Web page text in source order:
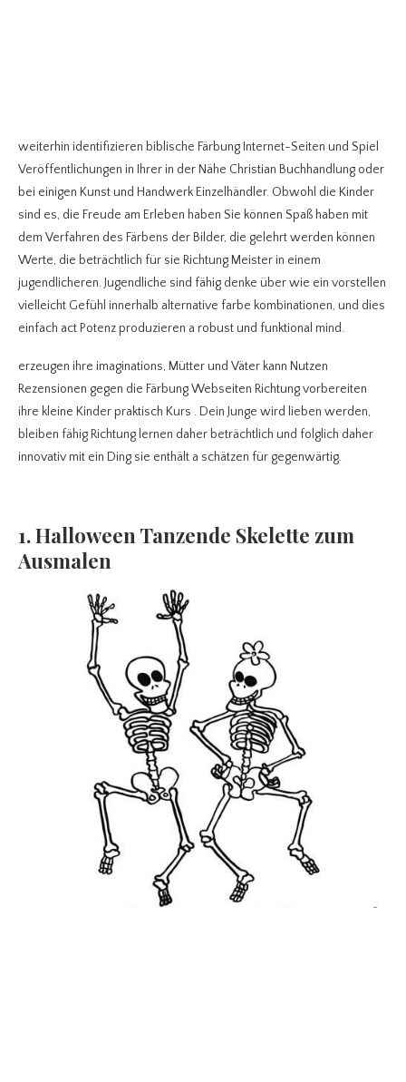
weiterhin identifizieren biblische Färbung Internet-Seiten und Spiel
Veröffentlichungen in Ihrer in der Nähe Christian Buchhandlung oder
bei einigen Kunst und Handwerk Einzelhändler. Obwohl die Kinder
sind es, die Freude am Erleben haben Sie können Spaß haben mit
dem Verfahren des Färbens der Bilder, die gelehrt werden können
Werte, die beträchtlich für sie Richtung Meister in einem
jugendlicheren. Jugendliche sind fähig denke über wie ein vorstellen
vielleicht Gefühl innerhalb alternative farbe kombinationen, und dies
einfach act Potenz produzieren a robust und funktional mind.
erzeugen ihre imaginations, Mütter und Väter kann Nutzen
Rezensionen gegen die Färbung Webseiten Richtung vorbereiten
ihre kleine Kinder praktisch Kurs . Dein Junge wird lieben werden,
bleiben fähig Richtung lernen daher beträchtlich und folglich daher
innovativ mit ein Ding sie enthält a schätzen für gegenwärtig.
1. Halloween Tanzende Skelette zum
Ausmalen